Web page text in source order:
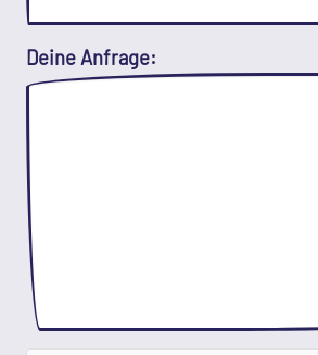
Deine Anfrage: